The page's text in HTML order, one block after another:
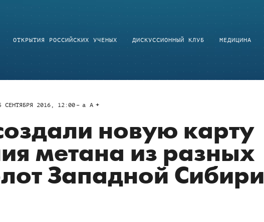
ОТКРЫТИЯ РОССИЙСКИХ УЧЕНЫХ ДИСКУССИОННЫЙ КЛУБ МЕДИЦИНА
СЕНТЯБРЯ 2016, 12:00 a A
новую карту
метана из разных
Западной Сибири